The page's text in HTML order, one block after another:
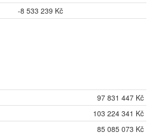
-8 533 239 Kč
97 831 447 Kč
103 224 341 Kč
85 085 073 Kč